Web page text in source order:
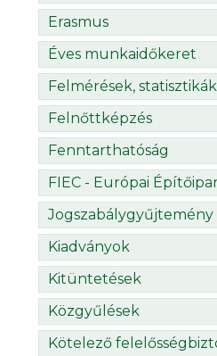
Erasmus
Éves munkaidőkeret
Felmérések, statisztikák
Felnőttképzés
Fenntarthatóság
FIEC - Európai
Jogszabálygyűjtemény
Kiadványok
Kitüntetések
Közgyűlések
Kötelező